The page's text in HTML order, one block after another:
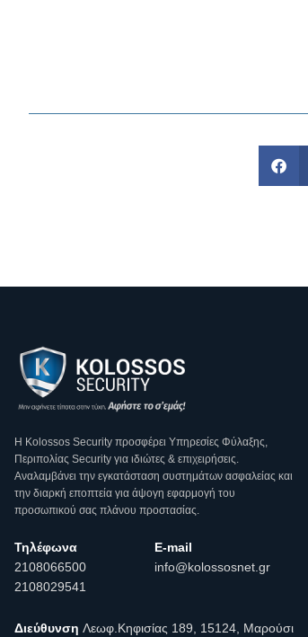
Η Κοlossos Security προσφέρει Υπηρεσίες Φύλαξης,
Περιπολίας Security για ιδιώτες & επιχειρήσεις.
Αναλαμβάνει την εγκατάσταση συστημάτων ασφαλείας και
την διαρκή εποπτεία για άψογη εφαρμογή του
προσωπικού σας πλάνου προστασίας.
Τηλέφωνα
2108066500
2108029541
E-mail
info@kolossosnet.gr
Διεύθυνση Λεωφ.Κηφισίας 189, 15124, Μαρούσι